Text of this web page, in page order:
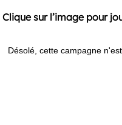
Clique sur l’image pour